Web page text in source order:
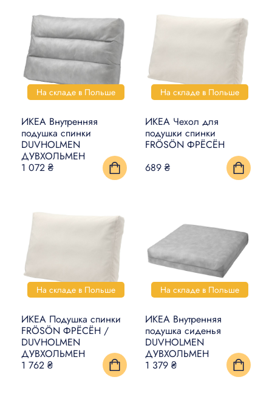
На складе в Польше
ИКЕА Внутренняя
подушка спинки
DUVHOLMEN
ДУВХОЛЬМЕН
1 072 ₴
На складе в Польше
ИКЕА Чехол для
подушки спинки
FRÖSÖN ФРЁСЁН
689 ₴
На складе в Польше
ИКЕА Подушка спинки
FRÖSÖN ФРЁСЁН /
DUVHOLMEN
ДУВХОЛЬМЕН
1 762 ₴
На складе в Польше
ИКЕА Внутренняя
подушка сиденья
DUVHOLMEN
ДУВХОЛЬМЕН
1 379 ₴